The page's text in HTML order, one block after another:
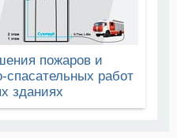
пожаров и
спасательных работ
зданиях